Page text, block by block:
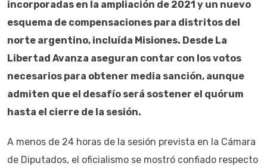
incorporadas en la ampliación de 2021 y un nuevo
esquema de compensaciones para distritos del
norte argentino, incluída Misiones. Desde La
Libertad Avanza aseguran contar con los votos
necesarios para obtener media sanción, aunque
admiten que el desafío será sostener el quórum
hasta el cierre de la sesión.
A menos de 24 horas de la sesión prevista en la Cámara
de Diputados, el oficialismo se mostró confiado respecto